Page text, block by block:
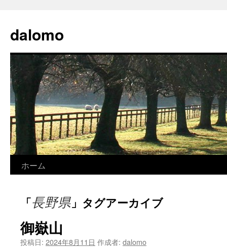
テ
ン
ス
キ
ッ
プ
dalomo
ホーム
「長野県 」タグアーカイブ
御嶽山
投稿日: 2024年8月11日 作成者: dalomo